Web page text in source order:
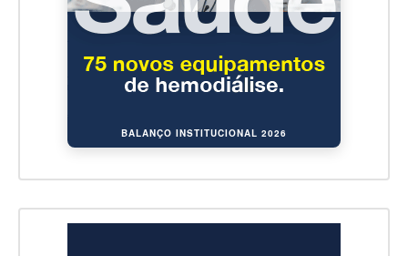
BALANÇO INSTITUCIONAL 2026